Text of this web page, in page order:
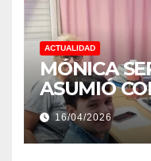
ACTUALIDAD
MÓNICA
ASUMIÓ
«RENÉ
BASAIL.
16/04/2026